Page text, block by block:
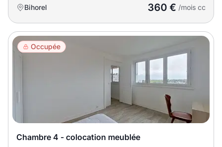
Local à vélo
Bihorel 360 € /mois cc
Occupée
Chambre 4 - colocation meublée